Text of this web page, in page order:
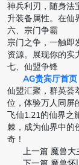
神兵利刃，随身法
升装备属性。在仙
六、宗门争霸
宗门之争，一触即
资源。展现你的实
七、仙盟争锋
AG贵宾厅首页
仙盟汇聚，群英荟
位，体验万人同屏
飞仙1.21的仙界之
棘，成为仙界中的
奇！
上一篇 魔兽大